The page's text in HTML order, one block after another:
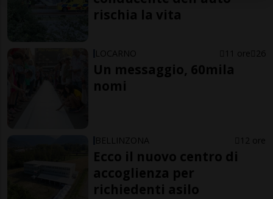
rischia la vita
LOCARNO 11 ore 26
Un messaggio, 60mila
nomi
BELLINZONA 12 ore
Ecco il nuovo centro di
accoglienza per
richiedenti asilo